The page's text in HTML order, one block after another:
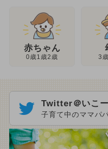
赤ちゃん
0歳1歳2歳 3
Twitter＠いこ
子育て中のママパ